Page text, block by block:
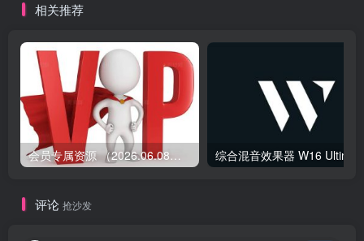
Disperser Faturator Carve
相关推荐
会员专属资源 （2026.06.08更新）
评论 抢沙发